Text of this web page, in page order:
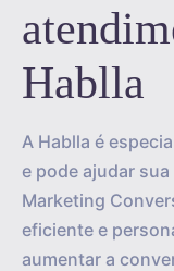
Hablla
A Hablla é
e pode ajudar
Marketing
eficiente e
aumentar a